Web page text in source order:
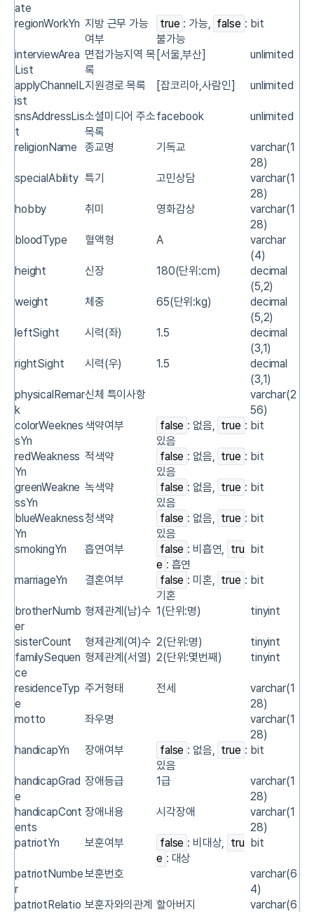
ate
regionWorkYn 지방 근무 가능
여부
true : 가능, false :
불가능
bit
interviewArea
List
면접가능지역 목
록
[서울,부산] unlimited
applyChannelL
ist
지원경로 목록 [잡코리아,사람인] unlimited
snsAddressLis
t
소셜미디어 주소
목록
facebook unlimited
religionName 종교명 기독교
varchar(1
28)
specialAbility 특기 고민상담
varchar(1
28)
hobby
취미 영화감상
varchar(1
28)
bloodType
혈액형 A
varchar
(4)
height
신장 180(단위:cm)
decimal
(5,2)
weight
체중 65(단위:kg)
decimal
(5,2)
leftSight
시력(좌) 1.5
decimal
(3,1)
rightSight
시력(우) 1.5
decimal
(3,1)
physicalRemar
k
신체 특이사항
varchar(2
56)
colorWeeknes
sYn
색약여부 false : 없음, true :
있음
bit
redWeakness
Yn
적색약 false : 없음, true :
있음
bit
greenWeakne
ssYn
녹색약 false : 없음, true :
있음
bit
blueWeakness
Yn
청색약 false : 없음, true :
있음
bit
smokingYn 흡연여부 false : 비흡연, tru
e : 흡연
bit
marriageYn 결혼여부 false : 미혼, true :
기혼
bit
brotherNumb
er
형제관계(남)수 1(단위:명) tinyint
sisterCount 형제관계(여)수 2(단위:명)
tinyint
familySequen
ce
형제관계(서열) 2(단위:몇번째) tinyint
residenceTyp
e
주거형태 전세
varchar(1
28)
motto
좌우명
varchar(1
28)
handicapYn
장애여부 false : 없음, true :
있음
bit
handicapGrad
e
장애등급 1급
varchar(1
28)
handicapCont
ents
장애내용 시각장애
varchar(1
28)
patriotYn
보훈여부 false : 비대상, tru
e : 대상
bit
patriotNumbe
r
보훈번호
varchar(6
4)
patriotRelatio 보훈자와의관계 할아버지
varchar(6